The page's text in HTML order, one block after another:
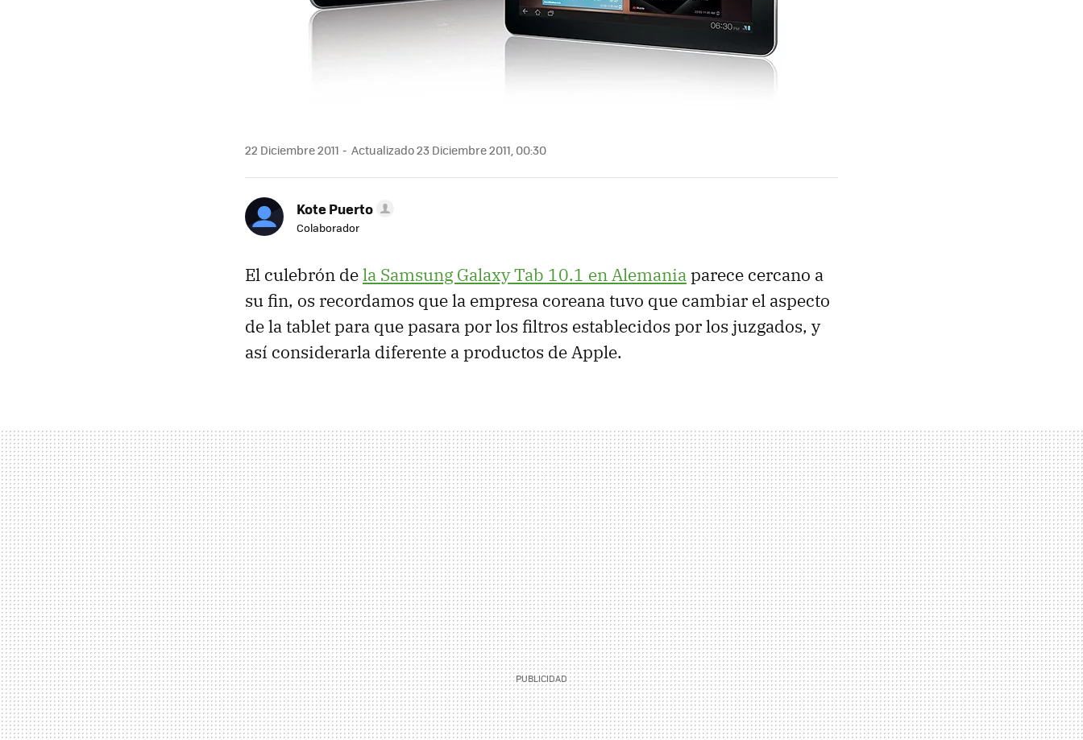
22 Diciembre 2011 Actualizado 23 Diciembre 2011, 00:30
Kote Puerto
Colaborador
El culebrón dela Samsung Galaxy Tab 10.1 en Alemaniaparece cercano a
su fin, os recordamos que la empresa coreana tuvo que cambiar el aspecto
de la tablet para que pasara por los filtros establecidos por los juzgados, y
así considerarla diferente a productos de Apple.